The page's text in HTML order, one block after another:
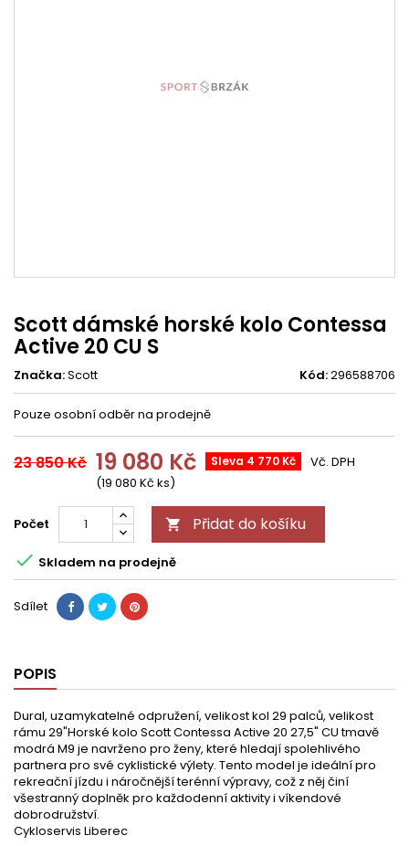
Scott dámské horské kolo Contessa
Active 20 CU S
Značka:Scott Kód:296588706
Pouze osobní odběr na prodejně
23 850 Kč 19 080 Kč Sleva 4 770 Kč
(19 080 Kč ks)
Vč. DPH
Počet  Přidat do košíku
 Skladem na prodejně
Sdílet
POPIS
Dural, uzamykatelné odpružení, velikost kol 29 palců, velikost
rámu 29"Horské kolo Scott Contessa Active 20 27,5" CU tmavě
modrá M9 je navrženo pro ženy, které hledají spolehlivého
partnera pro své cyklistické výlety. Tento model je ideální pro
rekreační jízdu i náročnější terénní výpravy, což z něj činí
všestranný doplněk pro každodenní aktivity i víkendové
dobrodružství.
Cykloservis Liberec